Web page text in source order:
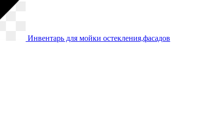
Инвентарь для мойки остекления,фасадов